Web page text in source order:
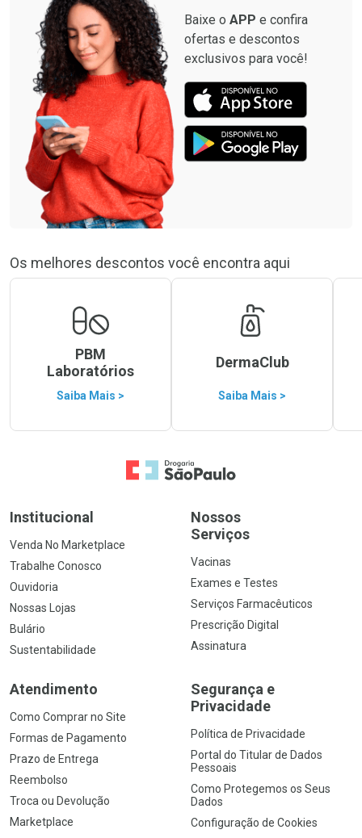
Baixe o APP e confira
ofertas e descontos
exclusivos para você!
Os melhores descontos você encontra aqui
PBM
Laboratórios
Saiba Mais >
DermaClub
Saiba Mais >
Ir para a Home
Institucional
Venda No Marketplace
Trabalhe Conosco
Ouvidoria
Nossas Lojas
Bulário
Sustentabilidade
Nossos
Serviços
Vacinas
Exames e Testes
Serviços Farmacêuticos
Prescrição Digital
Assinatura
Atendimento
Como Comprar no Site
Formas de Pagamento
Prazo de Entrega
Reembolso
Troca ou Devolução
Marketplace
Segurança e
Privacidade
Política de Privacidade
Portal do Titular de Dados
Pessoais
Como Protegemos os Seus
Dados
Configuração de Cookies